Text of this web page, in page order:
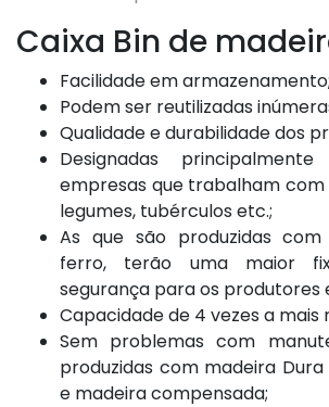
Caixa Bin de
Facilidade em armazenamento;
Podem ser reutilizadas
Qualidade e durabilidade dos
Designadas
empresas que trabalham
legumes, tubérculos etc.;
As que são produzidas
ferro, terão uma maior
segurança para os produtores
Capacidade de 4 vezes a
Sem problemas com
produzidas com madeira Dura
e madeira compensada;